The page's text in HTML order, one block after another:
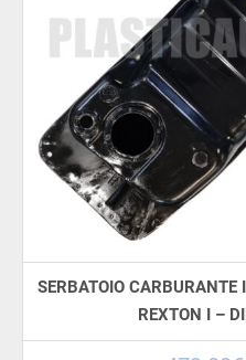
SERBATOIO
REXTON I –